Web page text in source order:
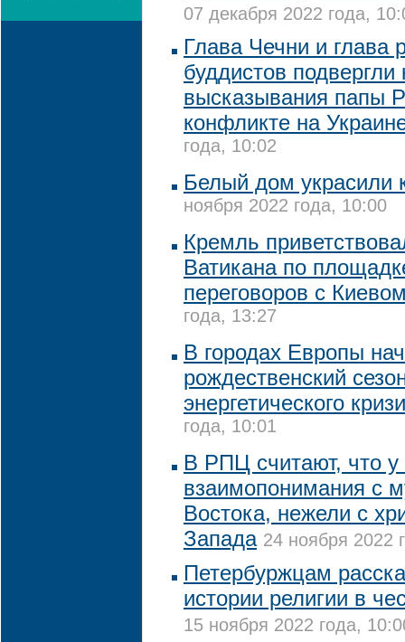
07 декабря 2022 года,
Глава Чечни и глава
буддистов подвергли
высказывания папы
конфликте на
года, 10:02
Белый дом украсили
ноября 2022 года, 10:00
Кремль
Ватикана по
переговоров с
года, 13:27
В городах Европы
рождественский
энергетического
года, 10:01
В РПЦ считают, что
взаимопонимания с
Востока, нежели с
Запада 24 ноября 2022
Петербуржцам
истории религии в
15 ноября 2022 года,